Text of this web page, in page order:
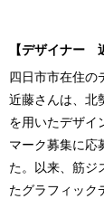
【デザイナー
四日市市在住の
近藤さんは、北
を用いたデザイ
マーク募集に応
た。以来、筋ジ
たグラフィック